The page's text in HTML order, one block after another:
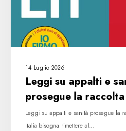
raccolta
firme
14 Luglio 2026
Leggi su appalti e
prosegue la
Leggi su appalti e sanità prosegue la
Italia bisogna rimettere al…